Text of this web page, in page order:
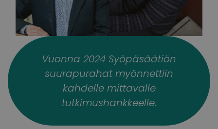
Vuonna 2024 Syöpäsäätiön
suurapurahat myönnettiin
kahdelle mittavalle
tutkimushankkeelle.